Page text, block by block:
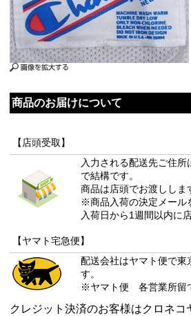
商品のお届けについて
【店頭受取】
入力される配送先ご住
で結構です。
商品は店頭でお渡ししま
※商品入荷の決定メール
入荷日から1週間以内に
【ヤマト宅急便】
配送会社はヤマト便で東
す。
※ヤマト便 各営業所留
クレジット決済のお客様はクロネコ